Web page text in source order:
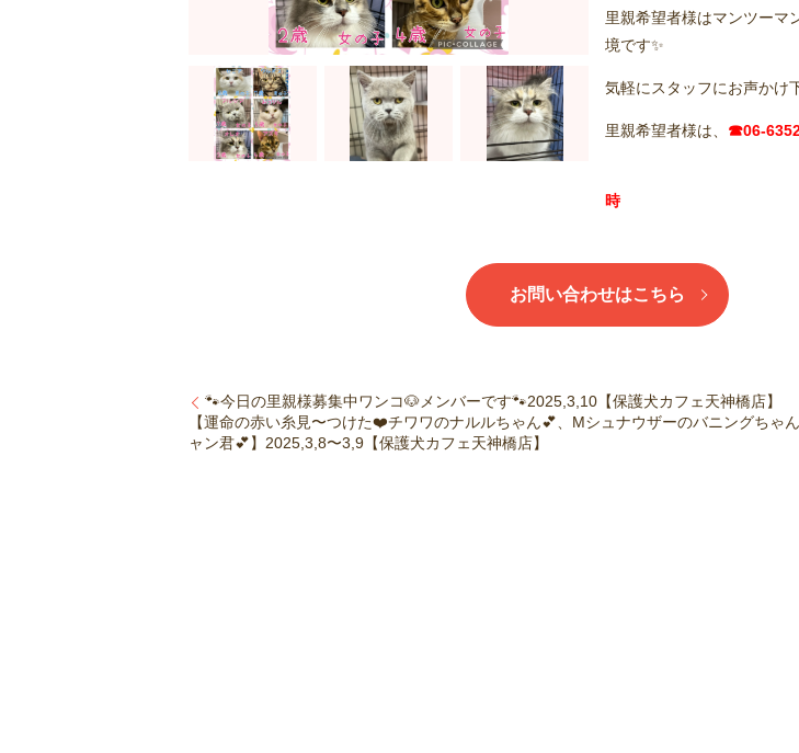
里親希望者様はマンツーマ
境です✨
気軽にスタッフにお声かけ
里親希望者様は、 ☎06-
土日祝日
時
お問い合わせはこちら
🐾今日の里親様募集中ワンコ🐶メンバーです🐾2025,3,10【保護犬カフェ天神橋店】
【運命の赤い糸見〜つけた❤️チワワのナルルちゃん💕、Mシュナウザーのバニングちゃ
ャン君💕】2025,3,8〜3,9【保護犬カフェ天神橋店】